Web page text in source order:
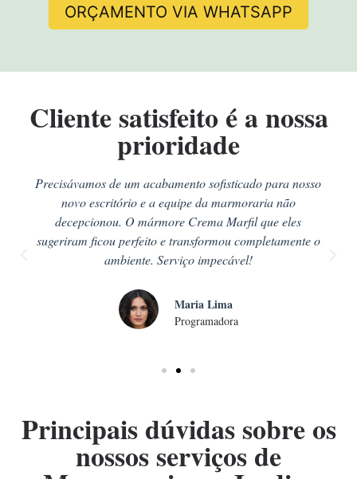
ORÇAMENTO VIA WHATSAPP
Cliente satisfeito é a nossa
prioridade
Precisávamos de um acabamento sofisticado para nosso
novo escritório e a equipe da marmoraria não
decepcionou. O mármore Crema Marfil que eles
sugeriram ficou perfeito e transformou completamente o
ambiente. Serviço impecável!
Maria Lima
Programadora
Principais dúvidas sobre os
nossos serviços de